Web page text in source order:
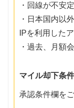
・回線が不安
・日本国内以
IPを利用した
・過去、月額
マイル却下条
承認条件欄を